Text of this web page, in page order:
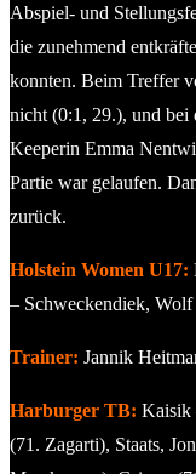
Abspiel- und
die zunehmend
konnten. Beim Treffer
nicht (0:1, 29.), und bei
Keeperin Emma
Partie war gelaufen.
zurück.
Holstein Women U17:
– Schweckendiek,
Trainer: Jannik
Harburger TB: Kaisik
(71. Zagarti), Staats,